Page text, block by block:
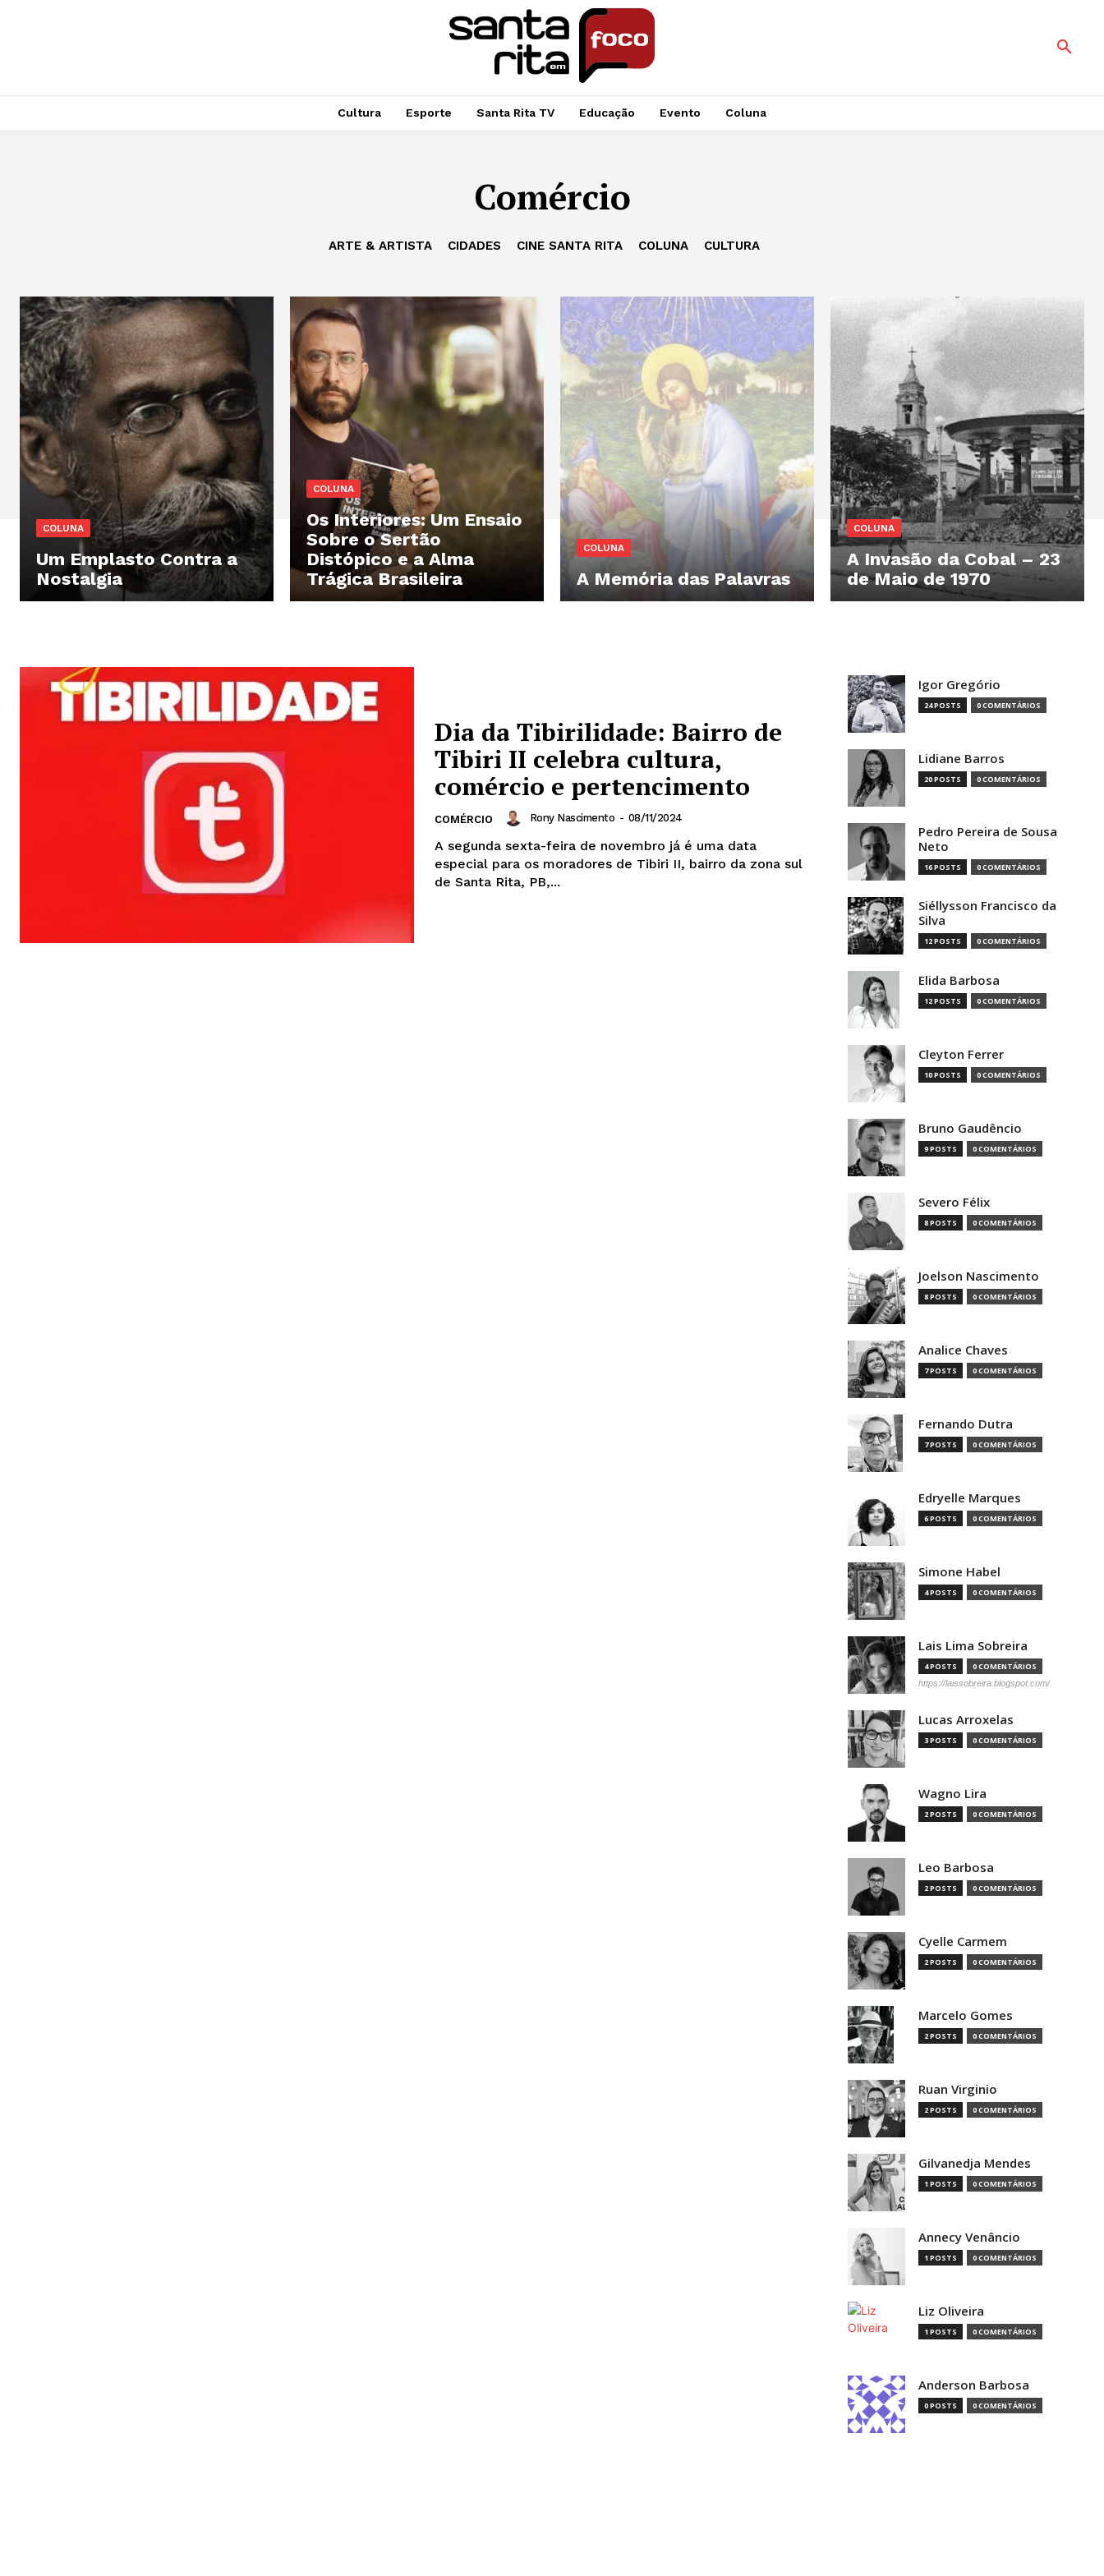
Cultura Esporte Santa Rita TV Educação Evento Coluna
Comércio
ARTE & ARTISTA CIDADES CINE SANTA RITA COLUNA CULTURA
COLUNA
Um Emplasto Contra a
Nostalgia
COLUNA
Os Interiores: Um Ensaio
Sobre o Sertão
Distópico e a Alma
Trágica Brasileira
COLUNA
A Memória das Palavras
COLUNA
A Invasão da Cobal – 23
de Maio de 1970
Dia da Tibirilidade: Bairro de
Tibiri II celebra cultura,
comércio e pertencimento
COMÉRCIO Rony Nascimento - 08/11/2024
A segunda sexta-feira de novembro já é uma data
especial para os moradores de Tibiri II, bairro da zona sul
de Santa Rita, PB,...
Igor Gregório
24 POSTS 0 COMENTÁRIOS
Lidiane Barros
20 POSTS 0 COMENTÁRIOS
Pedro Pereira de Sousa
Neto
16 POSTS 0 COMENTÁRIOS
Siéllysson Francisco da
Silva
12 POSTS 0 COMENTÁRIOS
Elida Barbosa
12 POSTS 0 COMENTÁRIOS
Cleyton Ferrer
10 POSTS 0 COMENTÁRIOS
Bruno Gaudêncio
9 POSTS 0 COMENTÁRIOS
Severo Félix
8 POSTS 0 COMENTÁRIOS
Joelson Nascimento
8 POSTS 0 COMENTÁRIOS
Analice Chaves
7 POSTS 0 COMENTÁRIOS
Fernando Dutra
7 POSTS 0 COMENTÁRIOS
Edryelle Marques
6 POSTS 0 COMENTÁRIOS
Simone Habel
4 POSTS 0 COMENTÁRIOS
Lais Lima Sobreira
4 POSTS 0 COMENTÁRIOS
https://laissobreira.blogspot.com/
Lucas Arroxelas
3 POSTS 0 COMENTÁRIOS
Wagno Lira
2 POSTS 0 COMENTÁRIOS
Leo Barbosa
2 POSTS 0 COMENTÁRIOS
Cyelle Carmem
2 POSTS 0 COMENTÁRIOS
Marcelo Gomes
2 POSTS 0 COMENTÁRIOS
Ruan Virginio
2 POSTS 0 COMENTÁRIOS
Gilvanedja Mendes
1 POSTS 0 COMENTÁRIOS
Annecy Venâncio
1 POSTS 0 COMENTÁRIOS
Liz Oliveira
1 POSTS 0 COMENTÁRIOS
Anderson Barbosa
0 POSTS 0 COMENTÁRIOS